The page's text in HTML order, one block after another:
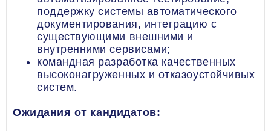
поддержку системы автоматического
документирования, интеграцию с
существующими внешними и
внутренними сервисами;
командная разработка качественных
высоконагруженных и отказоустойчивых
систем.
Ожидания от кандидатов: